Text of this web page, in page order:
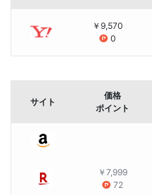
￥9,570
0
サイト
価格
ポイント
￥7,999
72